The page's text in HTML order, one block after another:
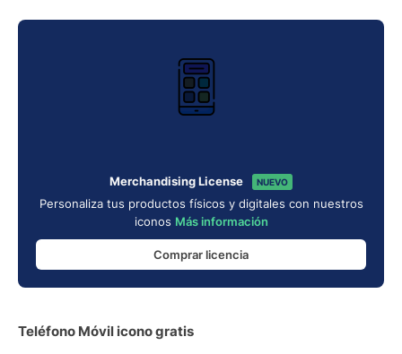
Merchandising License NUEVO
Personaliza tus productos físicos y digitales con nuestros
iconos Más información
Comprar licencia
Teléfono Móvil icono gratis